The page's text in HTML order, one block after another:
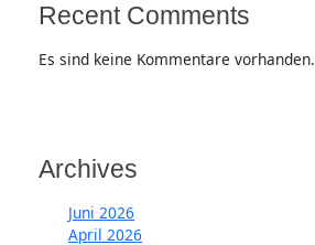
Recent Comments
Es sind keine Kommentare vorhanden.
Archives
Juni 2026
April 2026